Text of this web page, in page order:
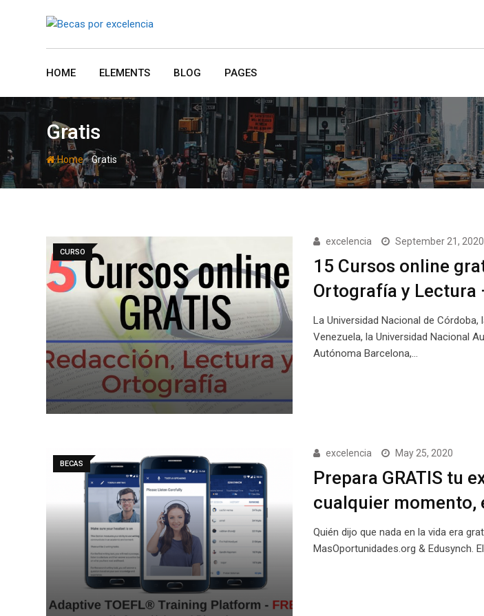
HOME ELEMENTS BLOG PAGES
Gratis
Home-Gratis
CURSO
excelencia September 21, 2020
15 Cursos online
Ortografía y Lectura
La Universidad Nacional de
Venezuela, la Universidad Nacional
Autónoma Barcelona,…
BECAS
excelencia May 25, 2020
Prepara GRATIS tu
cualquier momento,
Quién dijo que nada en la vida era
MasOportunidades.org & Edusynch.